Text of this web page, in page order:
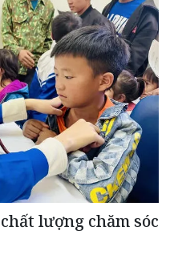
lượng chăm sóc